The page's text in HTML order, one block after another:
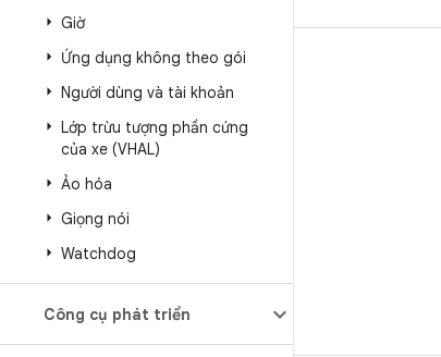
Giờ
Ứng dụng không theo gói
Người dùng và tài khoản
Lớp trừu tượng phần cứng
của xe (VHAL)
Ảo hóa
Giọng nói
Watchdog
Công cụ phát triển
BẢN DỰNG
Vị trí lưu trữ mã Android
Yêu cầu
Cách tải mã xuống